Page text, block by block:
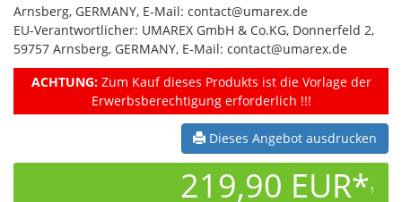
Arnsberg, GERMANY, E-Mail: contact@umarex.de
EU-Verantwortlicher: UMAREX GmbH & Co.KG, Donnerfeld 2,
59757 Arnsberg, GERMANY, E-Mail: contact@umarex.de
ACHTUNG:Zum Kauf dieses Produkts ist die Vorlage der
Erwerbsberechtigung erforderlich !!!
Dieses Angebot ausdrucken
219,90 EUR*1